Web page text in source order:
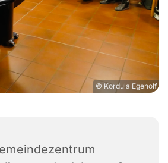
© Kordula Egenolf